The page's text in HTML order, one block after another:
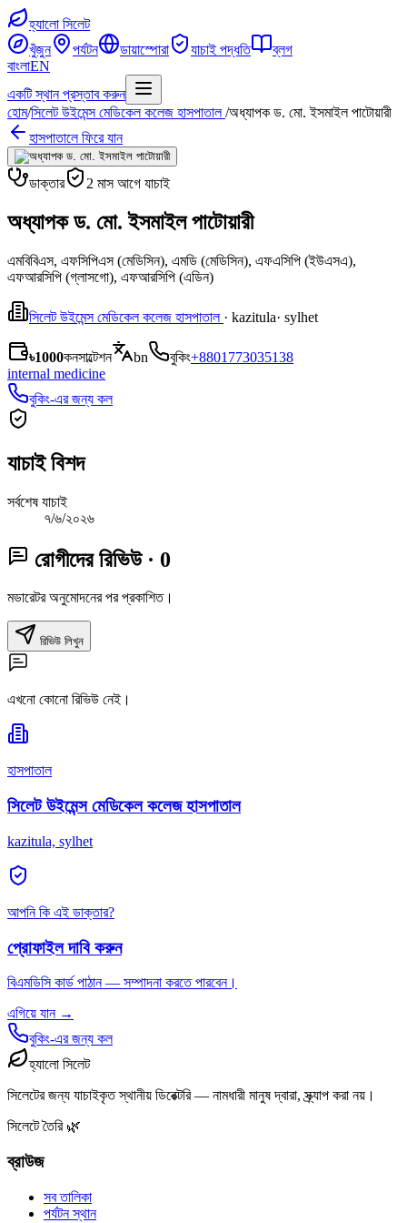
হ্যালো সিলেট
খুঁজুন
পর্যটন ডায়াস্পোরা যাচাই পদ্ধতি
ব্লগ
বাংলাEN
একটি স্থান প্রস্তাব করুন
হোম/সিলেট উইমেন্স মেডিকেল কলেজ হাসপাতাল/অধ্যাপক ড. মো. ইসমাইল পাটোয়ারী
হাসপাতালে ফিরে যান
ডাক্তার 2 মাস আগে যাচাই
অধ্যাপক ড. মো. ইসমাইল পাটোয়ারী
এমবিবিএস, এফসিপিএস (মেডিসিন), এমডি (মেডিসিন), এফএসিপি (ইউএসএ),
এফআরসিপি (গ্লাসগো), এফআরসিপি (এডিন)
সিলেট উইমেন্স মেডিকেল কলেজ হাসপাতাল · kazitula· sylhet
৳1000কনসাল্টেশন bn বুকিং+8801773035138
internal medicine
বুকিং-এর জন্য কল
যাচাই বিশদ
সর্বশেষ যাচাই
৭/৬/২০২৬
রোগীদের রিভিউ · 0
মডারেটর অনুমোদনের পর প্রকাশিত।
রিভিউ লিখুন
এখনো কোনো রিভিউ নেই।
হাসপাতাল
সিলেট উইমেন্স মেডিকেল কলেজ হাসপাতাল
kazitula, sylhet
আপনি কি এই ডাক্তার?
প্রোফাইল দাবি করুন
বিএমডিসি কার্ড পাঠান — সম্পাদনা করতে পারবেন।
এগিয়ে যান →
বুকিং-এর জন্য কল
হ্যালো সিলেট
সিলেটের জন্য যাচাইকৃত স্থানীয় ডিরেক্টরি — নামধারী মানুষ দ্বারা, স্ক্র্যাপ করা নয়।
সিলেটে তৈরি 🌿
ব্রাউজ
সব তালিকা
পর্যটন স্থান